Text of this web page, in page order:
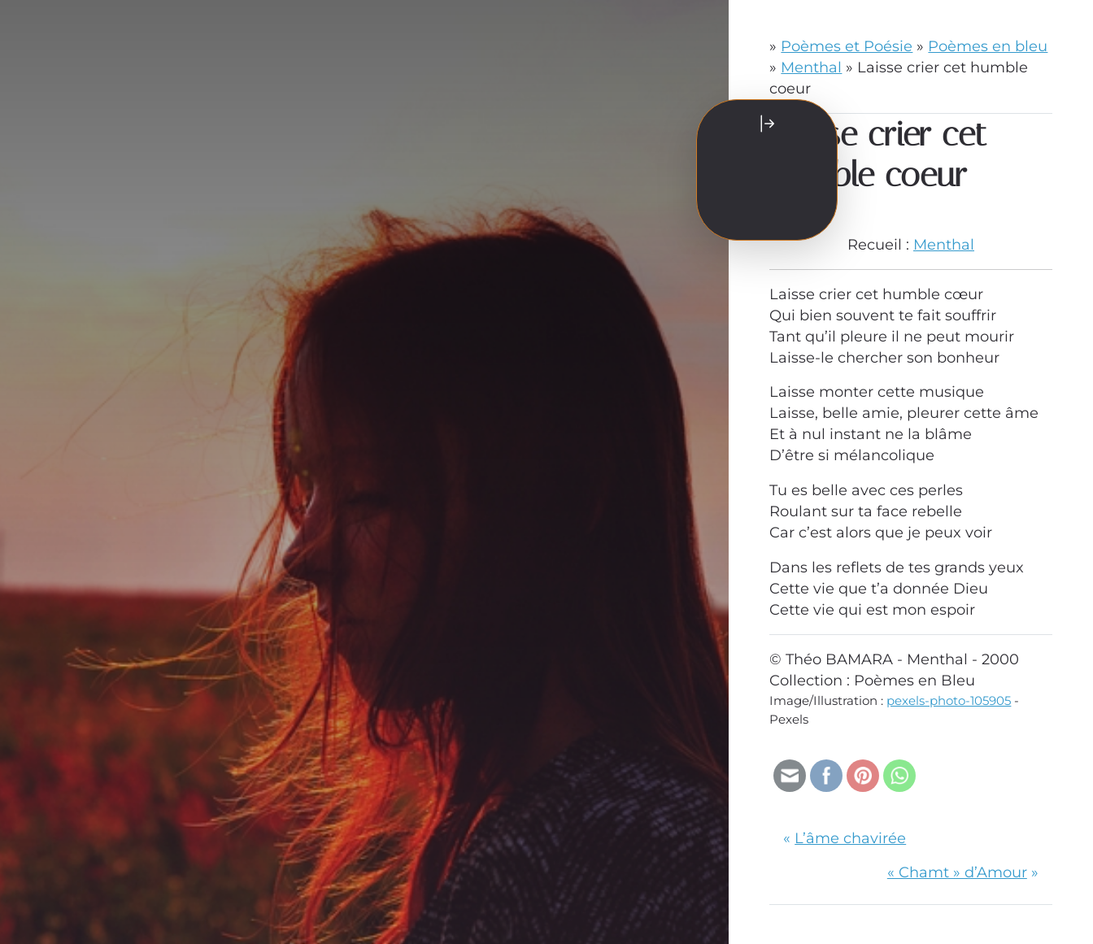
» Poèmes et Poésie » Poèmes en bleu
» Menthal » Laisse crier cet humble
coeur
Laisse crier cet
humble coeur
07/04/1994
Recueil : Menthal
Laisse crier cet humble cœur
Qui bien souvent te fait souffrir
Tant qu’il pleure il ne peut mourir
Laisse-le chercher son bonheur
Laisse monter cette musique
Laisse, belle amie, pleurer cette âme
Et à nul instant ne la blâme
D’être si mélancolique
Tu es belle avec ces perles
Roulant sur ta face rebelle
Car c’est alors que je peux voir
Dans les reflets de tes grands yeux
Cette vie que t’a donnée Dieu
Cette vie qui est mon espoir
© Théo BAMARA - Menthal - 2000
Collection : Poèmes en Bleu
Image/Illustration : pexels-photo-105905 -
Pexels
« L’âme chavirée
« Chamt » d’Amour»